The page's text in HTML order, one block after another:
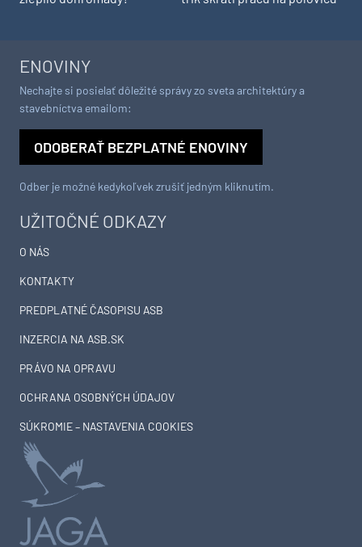
UŽITOČNÉ ODKAZY
O NÁS
KONTAKTY
PREDPLATNÉ ČASOPISU ASB
INZERCIA NA ASB.SK
PRÁVO NA OPRAVU
OCHRANA OSOBNÝCH ÚDAJOV
SÚKROMIE – NASTAVENIA COOKIES
ENOVINY
Nechajte si posielať dôležité správy zo sveta architektúry a
stavebníctva emailom:
ODOBERAŤ BEZPLATNÉ ENOVINY
Odber je možné kedykoľvek zrušiť jedným kliknutím.